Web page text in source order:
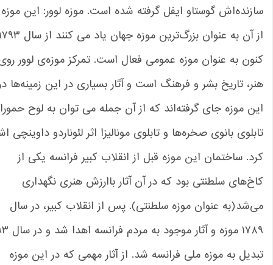
گوستاو ایفل گرفته شده است. موزه لوور: این موزه که
از آن به عنوان بزرگ‌ترین موزه جهان یاد می کنند از سال ۱۷۹۳ تا
به عنوان موزه عمومی فعال است. تمرکز موزه‌ی لوور روی
تاریخ بشر و فرهنگ است و آثار بسیاری در این زمینه‌ها در
موزه جای گرفته‌اند که از آن جمله‌ می توان به لوح حمورابی،
بانوی صخره‌ها و تابلوی مونالیزا اثر لئوناردو داوینچی اشاره
ساختمان این موزه قبل از انقلاب کبیر فرانسه یکی از
سلطنتی بود که در آن آثار باارزش هنری نگهداری
عنوان موزه سلطنتی). پس از انقلاب کبیر، در سال
۱۷۸۹ موزه و آثار موجود به مردم فرانسه اهدا شد و در سال ۱۷۹۳
به موزه ملی فرانسه شد. از آثار مهمی که در این موزه